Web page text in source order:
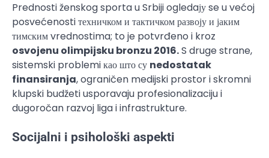
Prednosti ženskog sporta u Srbiji ogledaју se u većoj
posvećenosti техничком и тактичком развоју и јаким
тимским vrednostima; to je potvrđeno i kroz
osvojenu olimpijsku bronzu 2016.S druge strane,
sistemski problemi као што су nedostatak
finansiranja, ograničen medijski prostor i skromni
klupski budžeti usporavaju profesionalizaciju i
dugoročan razvoj liga i infrastrukture.
Socijalni i psihološki aspekti